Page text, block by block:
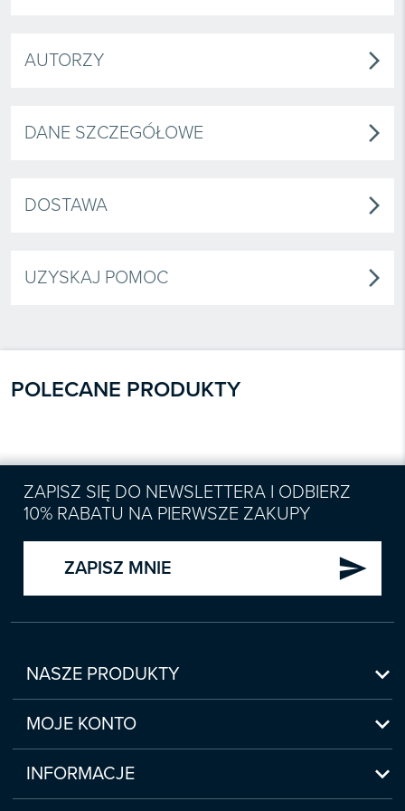
AUTORZY arrow_forward_ios
DANE SZCZEGÓŁOWE arrow_forward_ios
DOSTAWA arrow_forward_ios
UZYSKAJ POMOC arrow_forward_ios
POLECANE PRODUKTY
ZAPISZ SIĘ DO NEWSLETTERA I ODBIERZ
10% RABATU NA PIERWSZE ZAKUPY
ZAPISZ MNIE send
NASZE PRODUKTY 
Nowości
Zapowiedzi
Bestsellery
Czasopisma
Webinaria/Szkolenia
MOJE KONTO 
Moje konto
Moje produkty
Historia zakupów
INFORMACJE 
Regulamin sklepu internetowego